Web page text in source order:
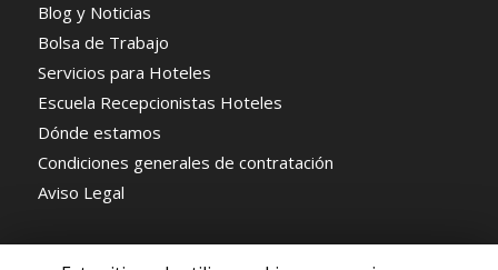
Blog y Noticias
Bolsa de Trabajo
Servicios para Hoteles
Escuela Recepcionistas Hoteles
Dónde estamos
Condiciones generales de contratación
Aviso Legal